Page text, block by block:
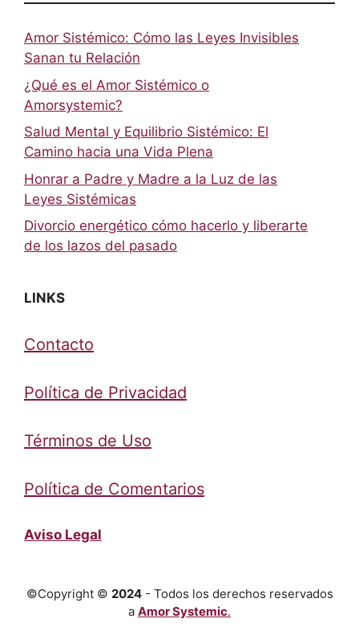
Amor Sistémico: Cómo las Leyes Invisibles
Sanan tu Relación
¿Qué es el Amor Sistémico o
Amorsystemic?
Salud Mental y Equilibrio Sistémico: El
Camino hacia una Vida Plena
Honrar a Padre y Madre a la Luz de las
Leyes Sistémicas
Divorcio energético cómo hacerlo y liberarte
de los lazos del pasado
LINKS
Contacto
Política de Privacidad
Términos de Uso
Política de Comentarios
Aviso Legal
©Copyright © 2024- Todos los derechos reservados
a Amor Systemic.